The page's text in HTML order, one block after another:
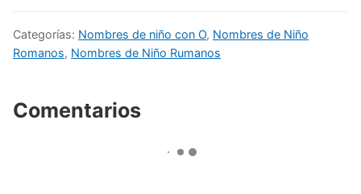
Categorías: Nombres de niño con O, Nombres de Niño
Romanos, Nombres de Niño Rumanos
Comentarios